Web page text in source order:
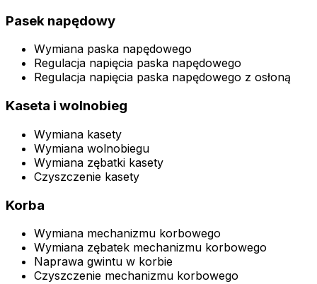
Pasek napędowy
Wymiana paska napędowego
Regulacja napięcia paska napędowego
Regulacja napięcia paska napędowego z osłoną
Kaseta i wolnobieg
Wymiana kasety
Wymiana wolnobiegu
Wymiana zębatki kasety
Czyszczenie kasety
Korba
Wymiana mechanizmu korbowego
Wymiana zębatek mechanizmu korbowego
Naprawa gwintu w korbie
Czyszczenie mechanizmu korbowego